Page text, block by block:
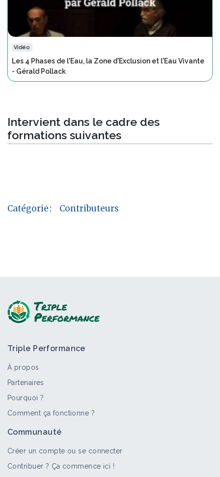
Vidéo
Les 4 Phases de l'Eau, la Zone d'Exclusion et l'Eau Vivante
- Gérald Pollack
Intervient dans le cadre des
formations suivantes
Catégorie: Contributeurs
Triple Performance
À propos
Partenaires
Pourquoi ?
Comment ça fonctionne ?
Communauté
Créer un compte ou se connecter
Contribuer ? Ça commence ici !